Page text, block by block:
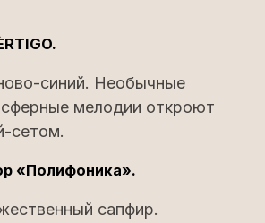
синий. Необычные
мелодии откроют
сетом.
«Полифоника».
сапфир.